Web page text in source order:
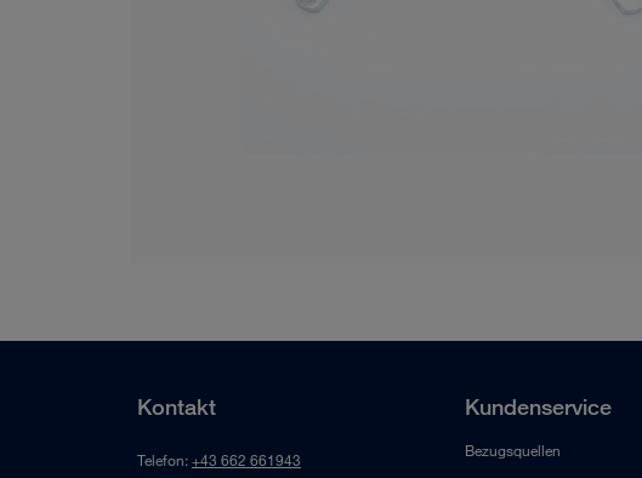
Kontakt
Telefon:+43 662 661943
Kundenservice
Bezugsquellen